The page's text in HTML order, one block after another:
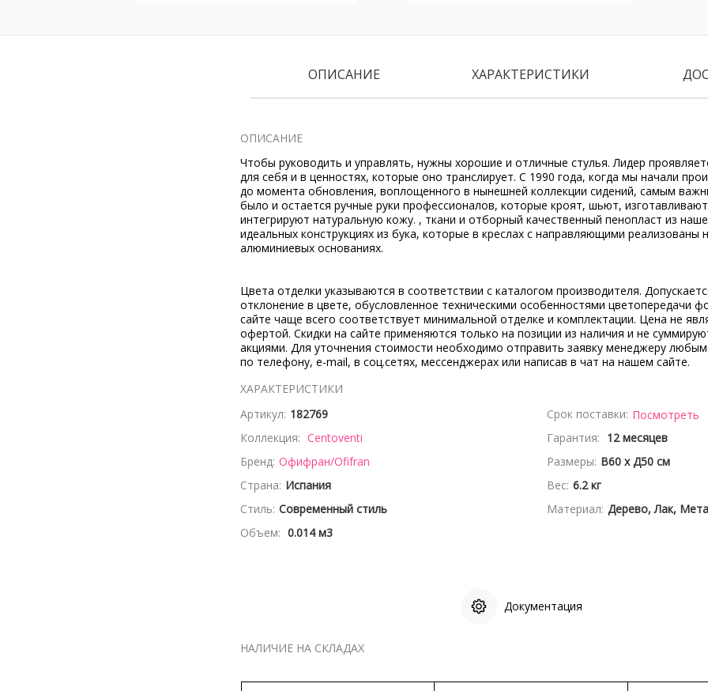
ОПИСАНИЕ ХАРАКТЕРИСТИКИ
ОПИСАНИЕ
Чтобы руководить и управлять, нужны хорошие и отличные стулья. Лидер
для себя и в ценностях, которые оно транслирует. С 1990 года, когда мы начали
до момента обновления, воплощенного в нынешней коллекции сидений, самым
было и остается ручные руки профессионалов, которые кроят, шьют,
интегрируют натуральную кожу. , ткани и отборный качественный пенопласт из
идеальных конструкциях из бука, которые в креслах с направляющими реализованы
алюминиевых основаниях.
Цвета отделки указываются в соответствии с каталогом производителя.
отклонение в цвете, обусловленное техническими особенностями цветопередачи
сайте чаще всего соответствует минимальной отделке и комплектации. Цена не
офертой. Скидки на сайте применяются только на позиции из наличия и не
акциями. Для уточнения стоимости необходимо отправить заявку менеджеру
по телефону, e-mail, в соц.сетях, мессенджерах или написав в чат на нашем сайте.
ХАРАКТЕРИСТИКИ
Артикул: 182769 Срок поставки: Посмотреть
Коллекция: Centoventi Гарантия: 12 месяцев
Бренд: Офифран/Ofifran Размеры: В60 x Д50 см
Страна: Испания Вес: 6.2 кг
Стиль: Современный стиль Материал: Дерево, Лак,
Объем: 0.014 м3
Документация
НАЛИЧИЕ НА СКЛАДАХ